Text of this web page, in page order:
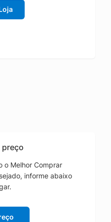
preço
o Melhor Comprar
informe abaixo